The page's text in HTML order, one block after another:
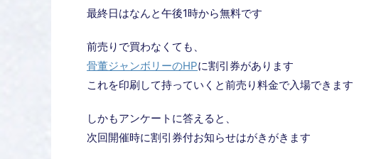
最終日はなんと午後1時から無料です
前売りで買わなくても、
骨董ジャンボリーのHPに割引券があります
これを印刷して持っていくと前売り料金で入場できます
しかもアンケートに答えると、
次回開催時に割引券付お知らせはがきがきます